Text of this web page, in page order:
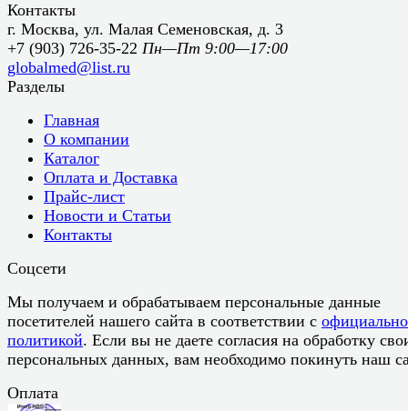
Контакты
г. Москва, ул. Малая Семеновская, д. 3
+7 (903) 726-35-22 Пн—Пт 9:00—17:00
globalmed@list.ru
Разделы
Главная
О компании
Каталог
Оплата и Доставка
Прайс-лист
Новости и Статьи
Контакты
Соцсети
Мы получаем и обрабатываем персональные данные
посетителей нашего сайта в соответствии с
политикой. Если вы не даете согласия на обработку
персональных данных, вам необходимо покинуть наш
Оплата